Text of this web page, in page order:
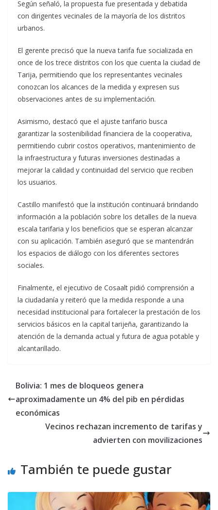
Según señaló, la propuesta fue presentada y debatida
con dirigentes vecinales de la mayoría de los distritos
urbanos.
El gerente precisó que la nueva tarifa fue socializada en
once de los trece distritos con los que cuenta la ciudad de
Tarija, permitiendo que los representantes vecinales
conozcan los alcances de la medida y expresen sus
observaciones antes de su implementación.
Asimismo, destacó que el ajuste tarifario busca
garantizar la sostenibilidad financiera de la cooperativa,
permitiendo cubrir costos operativos, mantenimiento de
la infraestructura y futuras inversiones destinadas a
mejorar la calidad y continuidad del servicio que reciben
los usuarios.
Castillo manifestó que la institución continuará brindando
información a la población sobre los detalles de la nueva
escala tarifaria y los beneficios que se esperan alcanzar
con su aplicación. También aseguró que se mantendrán
los espacios de diálogo con los diferentes sectores
sociales.
Finalmente, el ejecutivo de Cosaalt pidió comprensión a
la ciudadanía y reiteró que la medida responde a una
necesidad institucional para fortalecer la prestación de los
servicios básicos en la capital tarijeña, garantizando la
atención de la demanda actual y futura de agua potable y
alcantarillado.
Bolivia: 1 mes de bloqueos genera
aproximadamente un 4% del pib en pérdidas
económicas
Vecinos rechazan incremento de tarifas y
advierten con movilizaciones
También te puede gustar